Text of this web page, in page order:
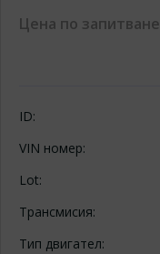
Цена по запитване
ID:
VIN номер:
Lot:
Трансмисия:
Тип двигател: